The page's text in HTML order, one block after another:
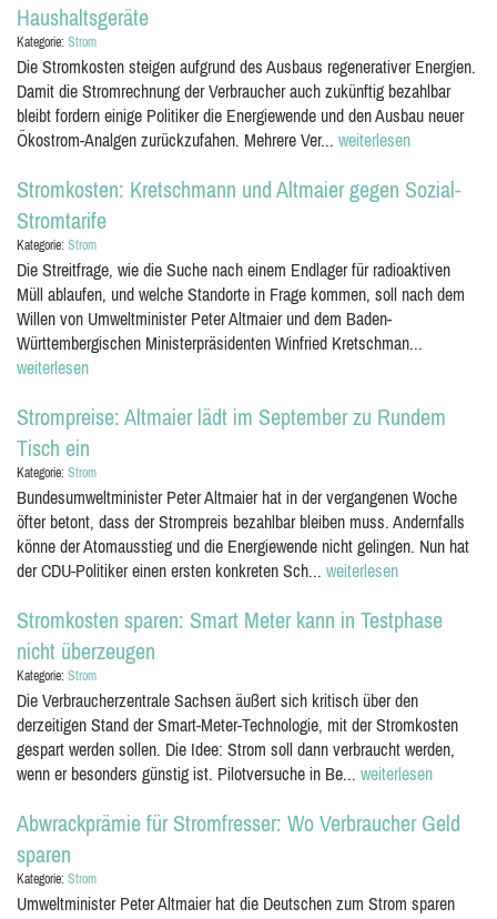
Haushaltsgeräte
Kategorie: Strom
Die Stromkosten steigen aufgrund des Ausbaus regenerativer Energien.
Damit die Stromrechnung der Verbraucher auch zukünftig bezahlbar
bleibt fordern einige Politiker die Energiewende und den Ausbau neuer
Ökostrom-Analgen zurückzufahen. Mehrere Ver... weiterlesen
Stromkosten: Kretschmann und Altmaier gegen Sozial-
Stromtarife
Kategorie: Strom
Die Streitfrage, wie die Suche nach einem Endlager für radioaktiven
Müll ablaufen, und welche Standorte in Frage kommen, soll nach dem
Willen von Umweltminister Peter Altmaier und dem Baden-
Württembergischen Ministerpräsidenten Winfried Kretschman...
weiterlesen
Strompreise: Altmaier lädt im September zu Rundem
Tisch ein
Kategorie: Strom
Bundesumweltminister Peter Altmaier hat in der vergangenen Woche
öfter betont, dass der Strompreis bezahlbar bleiben muss. Andernfalls
könne der Atomausstieg und die Energiewende nicht gelingen. Nun hat
der CDU-Politiker einen ersten konkreten Sch... weiterlesen
Stromkosten sparen: Smart Meter kann in Testphase
nicht überzeugen
Kategorie: Strom
Die Verbraucherzentrale Sachsen äußert sich kritisch über den
derzeitigen Stand der Smart-Meter-Technologie, mit der Stromkosten
gespart werden sollen. Die Idee: Strom soll dann verbraucht werden,
wenn er besonders günstig ist. Pilotversuche in Be... weiterlesen
Abwrackprämie für Stromfresser: Wo Verbraucher Geld
sparen
Kategorie: Strom
Umweltminister Peter Altmaier hat die Deutschen zum Strom sparen